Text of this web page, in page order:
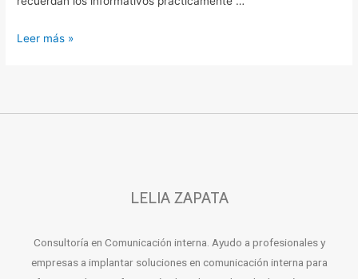
Leer más »
LELIA ZAPATA
Consultoría en Comunicación interna. Ayudo a profesionales y
empresas a implantar soluciones en comunicación interna para